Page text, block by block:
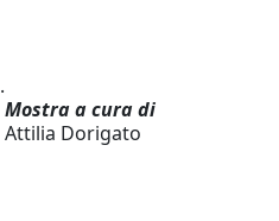
.
Mostra a cura di
Attilia Dorigato